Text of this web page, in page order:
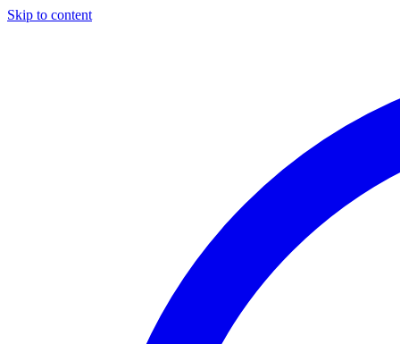
Skip to content